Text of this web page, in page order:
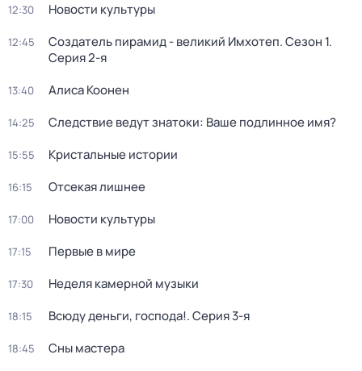
12:30 Новости культуры
12:45 Создатель пирамид - великий Имхотеп. Сезон 1.
Серия 2-я
13:40 Алиса Коонен
14:25 Следствие ведут знатоки: Ваше подлинное имя?
15:55 Кристальные истории
16:15 Отсекая лишнее
17:00 Новости культуры
17:15 Первые в мире
17:30 Неделя камерной музыки
18:15 Всюду деньги, господа!. Серия 3-я
18:45 Сны мастера